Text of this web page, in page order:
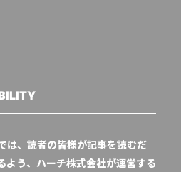
、読者の皆様が記事を読むだ
よう、ハーチ株式会社が運営する